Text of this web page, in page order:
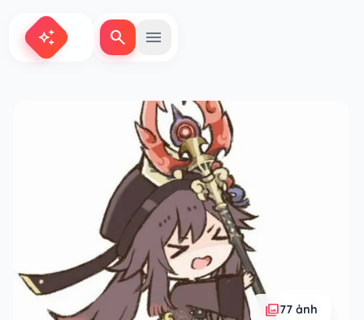
auto_awesome search menu
photo_library77 ảnh